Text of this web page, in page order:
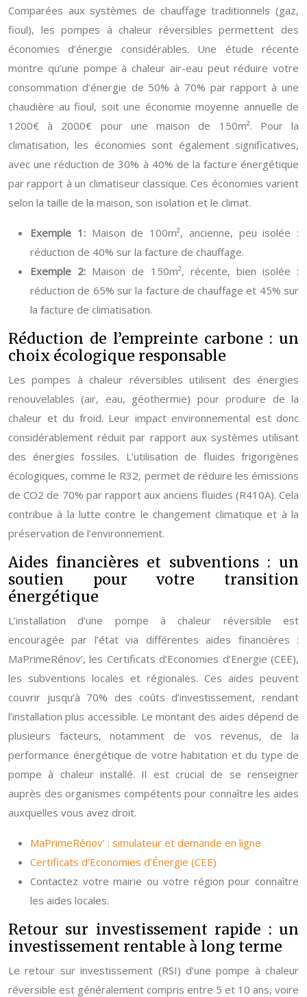
Comparées aux systèmes de chauffage traditionnels (gaz,
fioul), les pompes à chaleur réversibles permettent des
économies d’énergie considérables. Une étude récente
montre qu’une pompe à chaleur air-eau peut réduire votre
consommation d’énergie de 50% à 70% par rapport à une
chaudière au fioul, soit une économie moyenne annuelle de
1200€ à 2000€ pour une maison de 150m². Pour la
climatisation, les économies sont également significatives,
avec une réduction de 30% à 40% de la facture énergétique
par rapport à un climatiseur classique. Ces économies varient
selon la taille de la maison, son isolation et le climat.
Exemple 1: Maison de 100m², ancienne, peu isolée :
réduction de 40% sur la facture de chauffage.
Exemple 2: Maison de 150m², récente, bien isolée :
réduction de 65% sur la facture de chauffage et 45% sur
la facture de climatisation.
Réduction de l’empreinte carbone : un
choix écologique responsable
Les pompes à chaleur réversibles utilisent des énergies
renouvelables (air, eau, géothermie) pour produire de la
chaleur et du froid. Leur impact environnemental est donc
considérablement réduit par rapport aux systèmes utilisant
des énergies fossiles. L’utilisation de fluides frigorigènes
écologiques, comme le R32, permet de réduire les émissions
de CO2 de 70% par rapport aux anciens fluides (R410A). Cela
contribue à la lutte contre le changement climatique et à la
préservation de l’environnement.
Aides financières et subventions : un
soutien pour votre transition
énergétique
L’installation d’une pompe à chaleur réversible est
encouragée par l’état via différentes aides financières :
MaPrimeRénov’, les Certificats d’Economies d’Energie (CEE),
les subventions locales et régionales. Ces aides peuvent
couvrir jusqu’à 70% des coûts d’investissement, rendant
l’installation plus accessible. Le montant des aides dépend de
plusieurs facteurs, notamment de vos revenus, de la
performance énergétique de votre habitation et du type de
pompe à chaleur installé. Il est crucial de se renseigner
auprès des organismes compétents pour connaître les aides
auxquelles vous avez droit.
MaPrimeRénov’ : simulateur et demande en ligne
Certificats d’Economies d’Énergie (CEE)
Contactez votre mairie ou votre région pour connaître
les aides locales.
Retour sur investissement rapide : un
investissement rentable à long terme
Le retour sur investissement (RSI) d’une pompe à chaleur
réversible est généralement compris entre 5 et 10 ans, voire